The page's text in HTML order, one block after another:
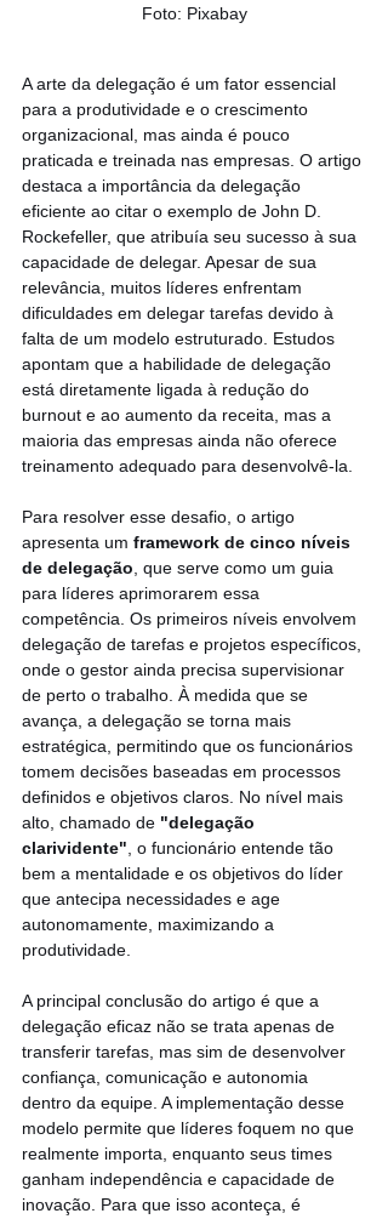
Foto: Pixabay
A arte da delegação é um fator essencial
para a produtividade e o crescimento
organizacional, mas ainda é pouco
praticada e treinada nas empresas. O artigo
destaca a importância da delegação
eficiente ao citar o exemplo de John D.
Rockefeller, que atribuía seu sucesso à sua
capacidade de delegar. Apesar de sua
relevância, muitos líderes enfrentam
dificuldades em delegar tarefas devido à
falta de um modelo estruturado. Estudos
apontam que a habilidade de delegação
está diretamente ligada à redução do
burnout e ao aumento da receita, mas a
maioria das empresas ainda não oferece
treinamento adequado para desenvolvê-la.
Para resolver esse desafio, o artigo
apresenta um framework de cinco níveis
de delegação, que serve como um guia
para líderes aprimorarem essa
competência. Os primeiros níveis envolvem
delegação de tarefas e projetos específicos,
onde o gestor ainda precisa supervisionar
de perto o trabalho. À medida que se
avança, a delegação se torna mais
estratégica, permitindo que os funcionários
tomem decisões baseadas em processos
definidos e objetivos claros. No nível mais
alto, chamado de "delegação
clarividente", o funcionário entende tão
bem a mentalidade e os objetivos do líder
que antecipa necessidades e age
autonomamente, maximizando a
produtividade.
A principal conclusão do artigo é que a
delegação eficaz não se trata apenas de
transferir tarefas, mas sim de desenvolver
confiança, comunicação e autonomia
dentro da equipe. A implementação desse
modelo permite que líderes foquem no que
realmente importa, enquanto seus times
ganham independência e capacidade de
inovação. Para que isso aconteça, é